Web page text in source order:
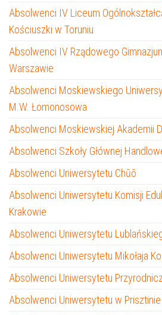
Absolwenci IV Liceum
Kościuszki w Toruniu
Absolwenci IV Rządowego
Warszawie
Absolwenci Moskiewskiego
M.W. Łomonosowa
Absolwenci Moskiewskiej Akademii
Absolwenci Szkoły Głównej
Absolwenci Uniwersytetu Chūō
Absolwenci Uniwersytetu Komisji
Krakowie
Absolwenci Uniwersytetu
Absolwenci Uniwersytetu Mikołaja
Absolwenci Uniwersytetu
Absolwenci Uniwersytetu w Prisztinie